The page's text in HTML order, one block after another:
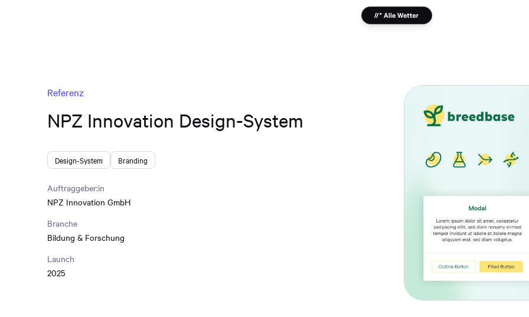
Referenz
NPZ Innovation Design-System
Design-System Branding
Auftraggeber:in
NPZ Innovation GmbH
Branche
Bildung & Forschung
Launch
2025